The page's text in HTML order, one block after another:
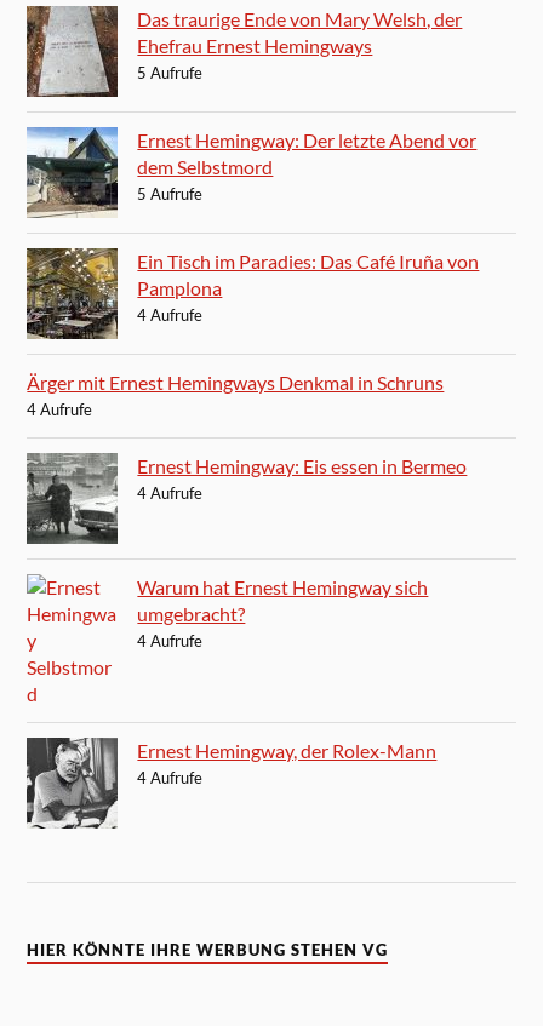
Das traurige Ende von Mary Welsh, der
Ehefrau Ernest Hemingways
5 Aufrufe
Ernest Hemingway: Der letzte Abend vor
dem Selbstmord
5 Aufrufe
Ein Tisch im Paradies: Das Café Iruña von
Pamplona
4 Aufrufe
Ärger mit Ernest Hemingways Denkmal in Schruns
4 Aufrufe
Ernest Hemingway: Eis essen in Bermeo
4 Aufrufe
Warum hat Ernest Hemingway sich
umgebracht?
4 Aufrufe
Ernest Hemingway, der Rolex-Mann
4 Aufrufe
HIER KÖNNTE IHRE WERBUNG STEHEN VG